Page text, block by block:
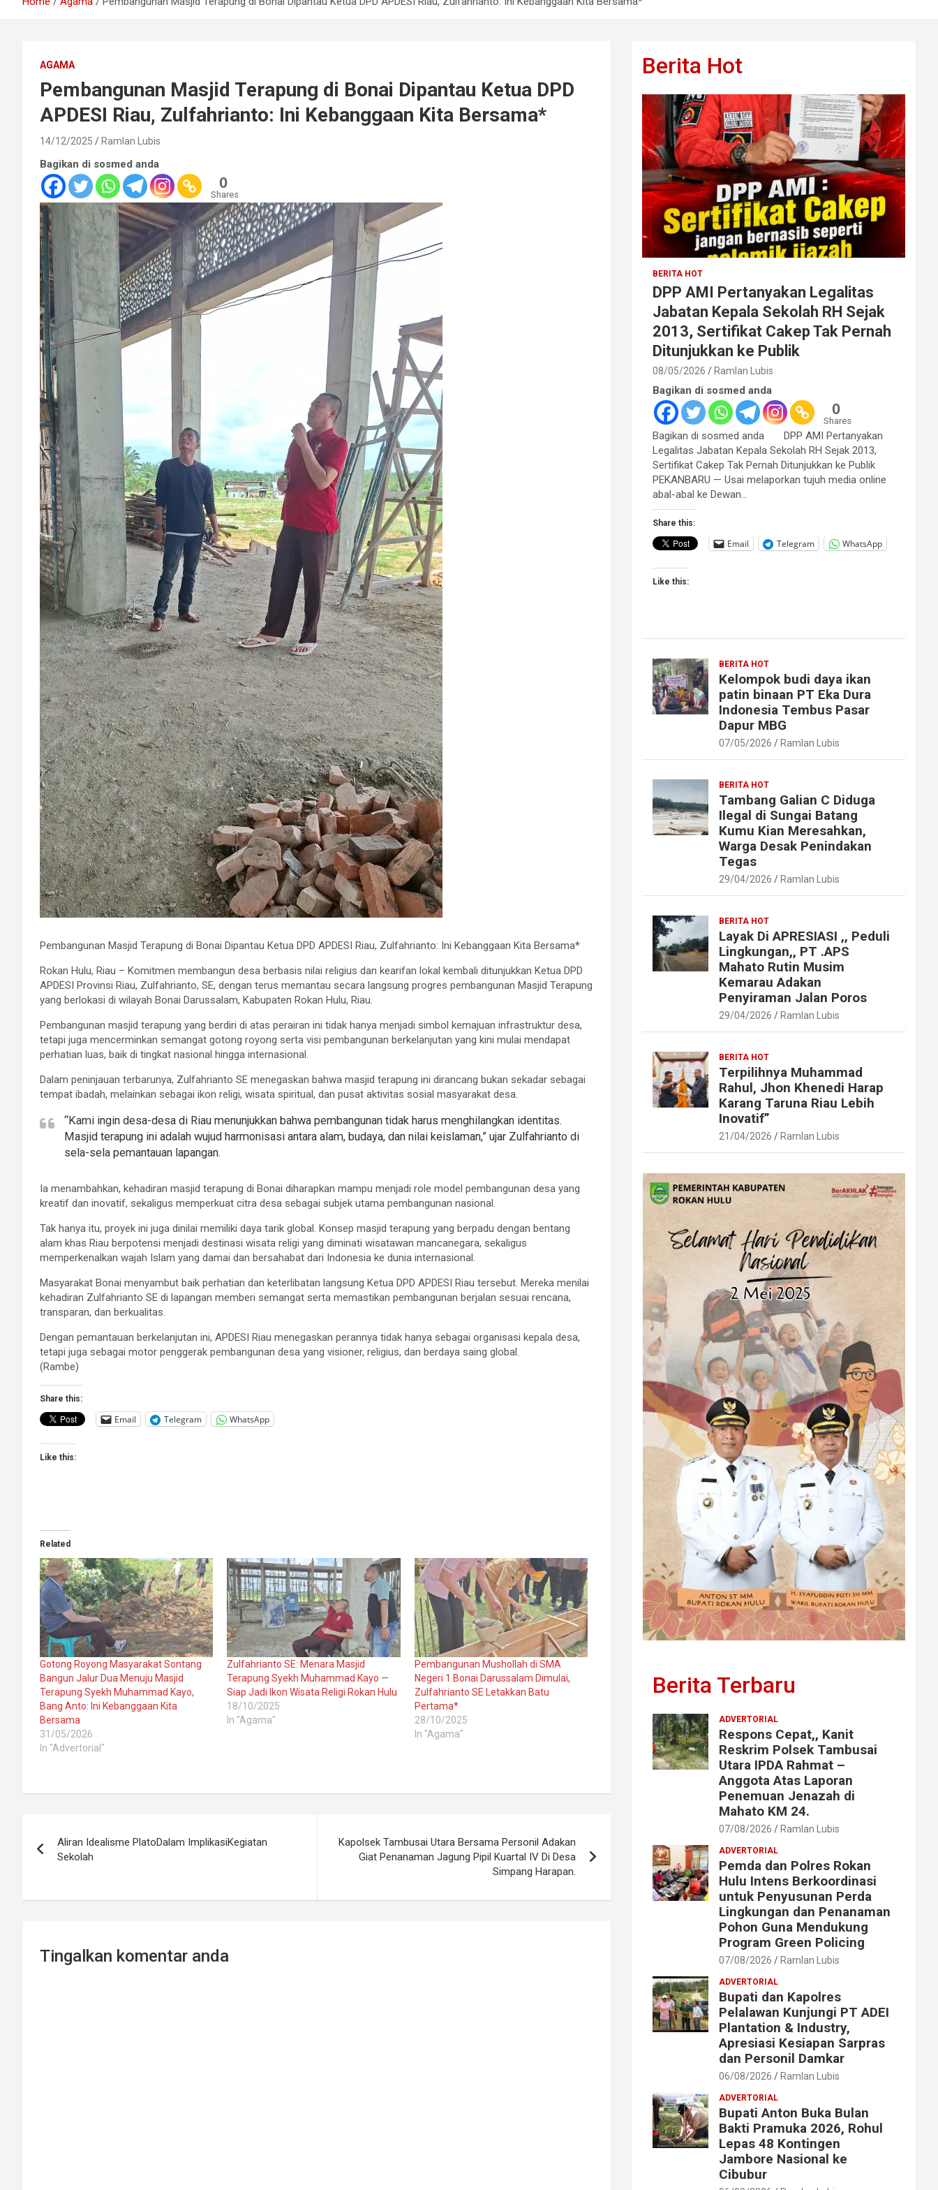
AGAMA
Pembangunan Masjid Terapung di Bonai Dipantau Ketua DPD
APDESI Riau, Zulfahrianto: Ini Kebanggaan Kita Bersama*
14/12/2025 Ramlan Lubis
Bagikan di sosmed anda
0
Shares
Pembangunan Masjid Terapung di Bonai Dipantau Ketua DPD APDESI Riau, Zulfahrianto: Ini Kebanggaan Kita Bersama*
Rokan Hulu, Riau – Komitmen membangun desa berbasis nilai religius dan kearifan lokal kembali ditunjukkan Ketua DPD
APDESI Provinsi Riau, Zulfahrianto, SE, dengan terus memantau secara langsung progres pembangunan Masjid Terapung
yang berlokasi di wilayah Bonai Darussalam, Kabupaten Rokan Hulu, Riau.
Pembangunan masjid terapung yang berdiri di atas perairan ini tidak hanya menjadi simbol kemajuan infrastruktur desa,
tetapi juga mencerminkan semangat gotong royong serta visi pembangunan berkelanjutan yang kini mulai mendapat
perhatian luas, baik di tingkat nasional hingga internasional.
Dalam peninjauan terbarunya, Zulfahrianto SE menegaskan bahwa masjid terapung ini dirancang bukan sekadar sebagai
tempat ibadah, melainkan sebagai ikon religi, wisata spiritual, dan pusat aktivitas sosial masyarakat desa.
“Kami ingin desa-desa di Riau menunjukkan bahwa pembangunan tidak harus menghilangkan identitas.
Masjid terapung ini adalah wujud harmonisasi antara alam, budaya, dan nilai keislaman,” ujar Zulfahrianto di
sela-sela pemantauan lapangan.
Ia menambahkan, kehadiran masjid terapung di Bonai diharapkan mampu menjadi role model pembangunan desa yang
kreatif dan inovatif, sekaligus memperkuat citra desa sebagai subjek utama pembangunan nasional.
Tak hanya itu, proyek ini juga dinilai memiliki daya tarik global. Konsep masjid terapung yang berpadu dengan bentang
alam khas Riau berpotensi menjadi destinasi wisata religi yang diminati wisatawan mancanegara, sekaligus
memperkenalkan wajah Islam yang damai dan bersahabat dari Indonesia ke dunia internasional.
Masyarakat Bonai menyambut baik perhatian dan keterlibatan langsung Ketua DPD APDESI Riau tersebut. Mereka menilai
kehadiran Zulfahrianto SE di lapangan memberi semangat serta memastikan pembangunan berjalan sesuai rencana,
transparan, dan berkualitas.
Dengan pemantauan berkelanjutan ini, APDESI Riau menegaskan perannya tidak hanya sebagai organisasi kepala desa,
tetapi juga sebagai motor penggerak pembangunan desa yang visioner, religius, dan berdaya saing global.
(Rambe)
Share this:
Email Telegram WhatsApp
Like this:
Related
Gotong Royong Masyarakat Sontang
Bangun Jalur Dua Menuju Masjid
Terapung Syekh Muhammad Kayo,
Bang Anto: Ini Kebanggaan Kita
Bersama
31/05/2026
In "Advertorial"
Zulfahrianto SE: Menara Masjid
Terapung Syekh Muhammad Kayo —
Siap Jadi Ikon Wisata Religi Rokan Hulu
18/10/2025
In "Agama"
Pembangunan Mushollah di SMA
Negeri 1 Bonai Darussalam Dimulai,
Zulfahrianto SE Letakkan Batu
Pertama*
28/10/2025
In "Agama"
navigation
Aliran Idealisme PlatoDalam ImplikasiKegiatan
Sekolah
Kapolsek Tambusai Utara Bersama Personil Adakan
Giat Penanaman Jagung Pipil Kuartal IV Di Desa
Simpang Harapan.
Tingalkan komentar anda
Berita Hot
BERITA HOT
DPP AMI Pertanyakan Legalitas
Jabatan Kepala Sekolah RH Sejak
2013, Sertifikat Cakep Tak Pernah
Ditunjukkan ke Publik
08/05/2026 Ramlan Lubis
Bagikan di sosmed anda
0
Shares
Bagikan di sosmed anda DPP AMI Pertanyakan
Legalitas Jabatan Kepala Sekolah RH Sejak 2013,
Sertifikat Cakep Tak Pernah Ditunjukkan ke Publik
PEKANBARU — Usai melaporkan tujuh media online
abal-abal ke Dewan…
Share this:
Email Telegram WhatsApp
Like this:
BERITA HOT
Kelompok budi daya ikan
patin binaan PT Eka Dura
Indonesia Tembus Pasar
Dapur MBG
07/05/2026 Ramlan Lubis
BERITA HOT
Tambang Galian C Diduga
Ilegal di Sungai Batang
Kumu Kian Meresahkan,
Warga Desak Penindakan
Tegas
29/04/2026 Ramlan Lubis
BERITA HOT
Layak Di APRESIASI ,, Peduli
Lingkungan,, PT .APS
Mahato Rutin Musim
Kemarau Adakan
Penyiraman Jalan Poros
29/04/2026 Ramlan Lubis
BERITA HOT
Terpilihnya Muhammad
Rahul, Jhon Khenedi Harap
Karang Taruna Riau Lebih
Inovatif”
21/04/2026 Ramlan Lubis
Berita Terbaru
ADVERTORIAL
Respons Cepat,, Kanit
Reskrim Polsek Tambusai
Utara IPDA Rahmat –
Anggota Atas Laporan
Penemuan Jenazah di
Mahato KM 24.
07/08/2026 Ramlan Lubis
ADVERTORIAL
Pemda dan Polres Rokan
Hulu Intens Berkoordinasi
untuk Penyusunan Perda
Lingkungan dan Penanaman
Pohon Guna Mendukung
Program Green Policing
07/08/2026 Ramlan Lubis
ADVERTORIAL
Bupati dan Kapolres
Pelalawan Kunjungi PT ADEI
Plantation & Industry,
Apresiasi Kesiapan Sarpras
dan Personil Damkar
06/08/2026 Ramlan Lubis
ADVERTORIAL
Bupati Anton Buka Bulan
Bakti Pramuka 2026, Rohul
Lepas 48 Kontingen
Jambore Nasional ke
Cibubur